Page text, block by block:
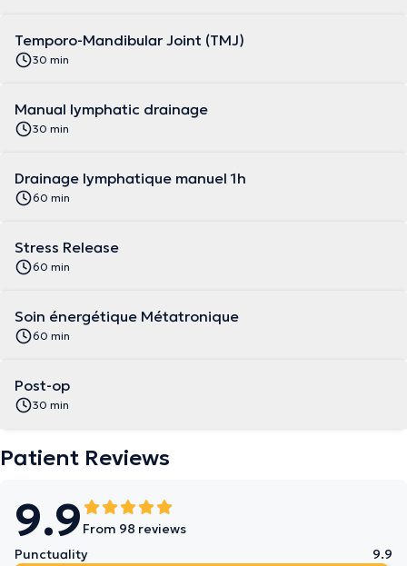
Temporo-Mandibular Joint (TMJ)
30 min
Manual lymphatic drainage
30 min
Drainage lymphatique manuel 1h
60 min
Stress Release
60 min
Soin énergétique Métatronique
60 min
Post-op
30 min
Patient Reviews
9.9 From 98 reviews
Punctuality
9.9